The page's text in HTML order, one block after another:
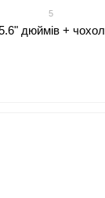
5
дюймів + чохол